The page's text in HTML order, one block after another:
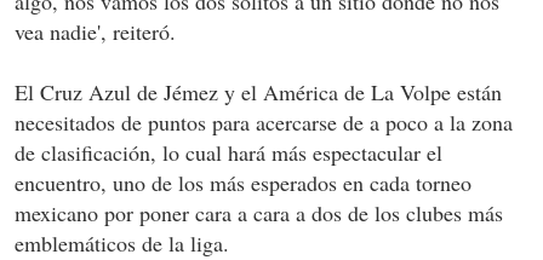
vea nadie', reiteró.
El Cruz Azul de Jémez y el América de La Volpe están
necesitados de puntos para acercarse de a poco a la zona
de clasificación, lo cual hará más espectacular el
encuentro, uno de los más esperados en cada torneo
mexicano por poner cara a cara a dos de los clubes más
emblemáticos de la liga.